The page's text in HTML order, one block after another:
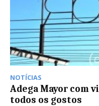
NOTÍCIAS
Adega Mayor com
todos os gostos